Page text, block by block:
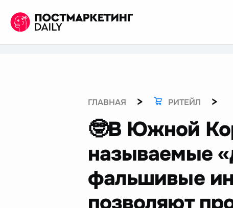
ГЛАВНАЯ > РИТЕЙЛ >
🤓В Южной
называемые
фальшивые